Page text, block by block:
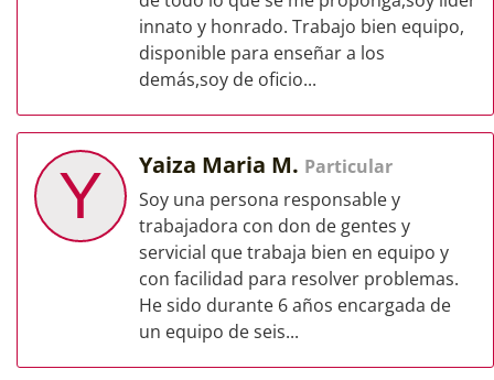
innato y honrado. Trabajo bien equipo,
disponible para enseñar a los
demás,soy de oficio...
Y Yaiza Maria M. Particular
Soy una persona responsable y
trabajadora con don de gentes y
servicial que trabaja bien en equipo y
con facilidad para resolver problemas.
He sido durante 6 años encargada de
un equipo de seis...